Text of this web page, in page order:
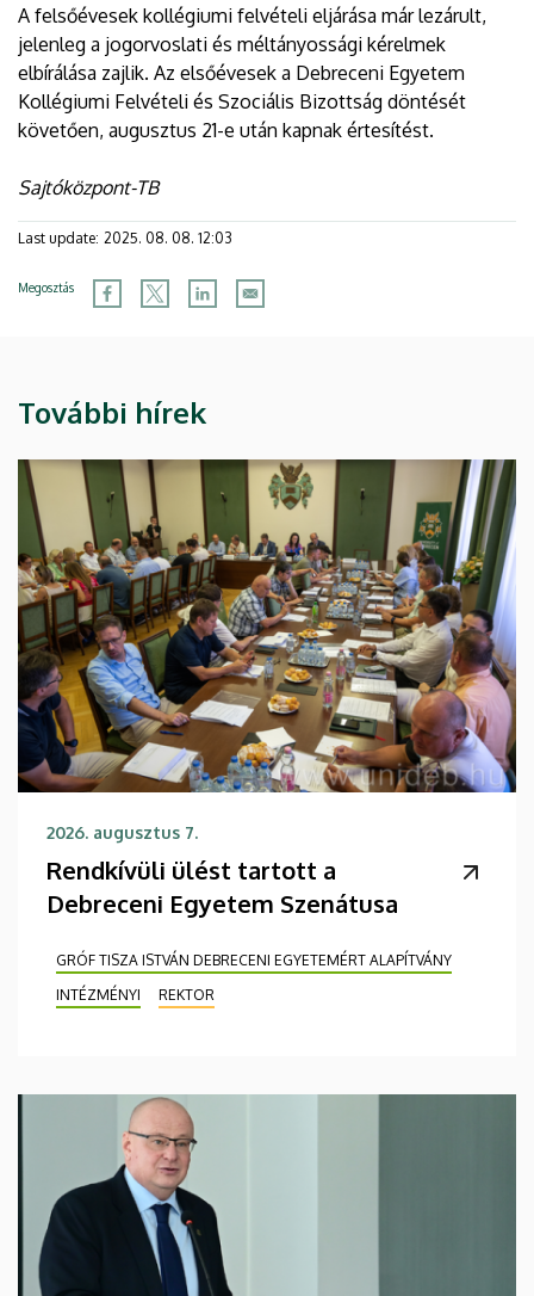
A felsőévesek kollégiumi felvételi eljárása már lezárult,
jelenleg a jogorvoslati és méltányossági kérelmek
elbírálása zajlik. Az elsőévesek a Debreceni Egyetem
Kollégiumi Felvételi és Szociális Bizottság döntését
követően, augusztus 21-e után kapnak értesítést.
Sajtóközpont-TB
Last update: 2025. 08. 08. 12:03
Megosztás
További hírek
2026. augusztus 7.
Rendkívüli ülést tartott a
Debreceni Egyetem Szenátusa
GRÓF TISZA ISTVÁN DEBRECENI EGYETEMÉRT ALAPÍTVÁNY
INTÉZMÉNYI
REKTOR